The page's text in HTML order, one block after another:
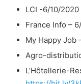
LCI -6/10/2020
France Info –
My Happy Job
Agro-
L’Hôtellerie-